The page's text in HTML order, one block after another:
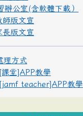
辦公室(含軟體下載）
版文宣
版文宣
理方式
堂]APP教學
teacher]APP教學